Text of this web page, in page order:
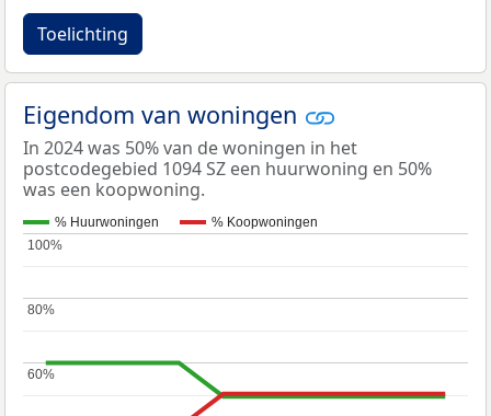
Toelichting
Eigendom van woningen
In 2024 was 50% van de woningen in het
postcodegebied 1094 SZ een huurwoning en 50%
was een koopwoning.
% Huurwoningen % Koopwoningen
60%
60%
80%
80%
100%
100%